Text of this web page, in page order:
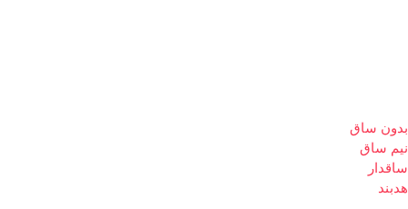
بدون ساق
نیم ساق
ساقدار
هدبند